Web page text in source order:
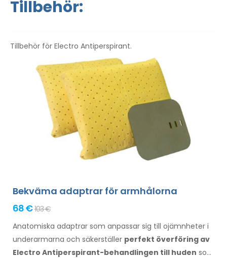
Tillbehör:
Tillbehör för Electro Antiperspirant.
Bekväma adaptrar för armhålorna
68 €103 €
Anatomiska adaptrar som anpassar sig till ojämnheter i
underarmarna och säkerställer perfekt överföring av
Electro Antiperspirant-behandlingen till huden som